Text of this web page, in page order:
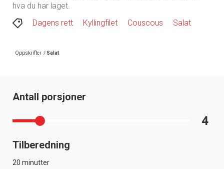
hva du har laget.
Dagens rett
Kyllingfilet Couscous Salat
Oppskrifter / Salat
Antall porsjoner
4
Tilberedning
20 minutter